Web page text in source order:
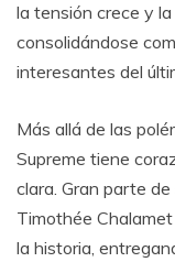
la tensión crece y
consolidándose
interesantes del
Más allá de las
Supreme tiene
clara. Gran parte
Timothée
la historia,